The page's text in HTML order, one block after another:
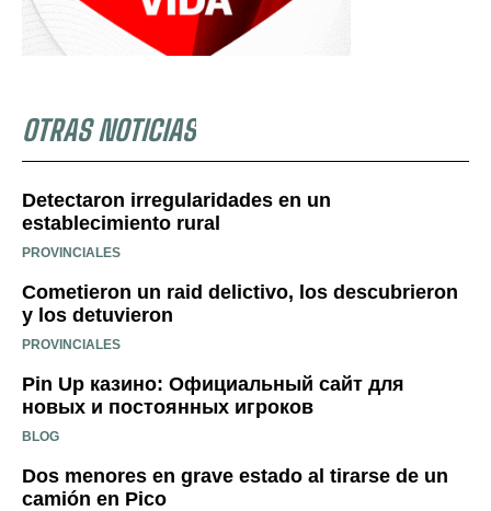
OTRAS NOTICIAS
Detectaron irregularidades en un
establecimiento rural
PROVINCIALES
Cometieron un raid delictivo, los descubrieron
y los detuvieron
PROVINCIALES
Pin Up казино: Официальный сайт для
новых и постоянных игроков
BLOG
Dos menores en grave estado al tirarse de un
camión en Pico